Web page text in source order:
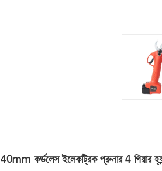
40mm কর্ডলেস ইলেকট্রিক প্রুনার 4 গিয়ার